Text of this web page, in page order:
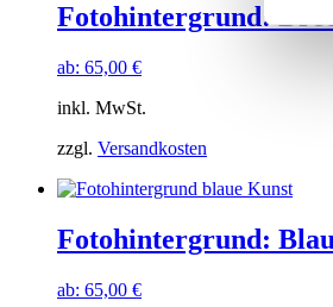
Fotohintergrund:
ab: 65,00 €
inkl. MwSt.
zzgl. Versandkosten
Fotohintergrund:
ab: 65,00 €